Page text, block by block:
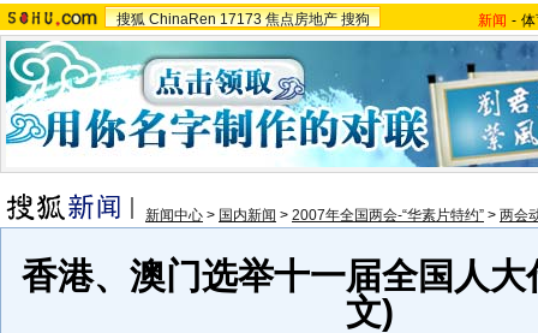
搜狐 ChinaRen 17173 焦点房地产 搜狗 新闻 -
新闻中心 > 国内新闻 > 2007年全国两会-“华素片特约” > 两会
香港、澳门选举十一届全国人大
文)